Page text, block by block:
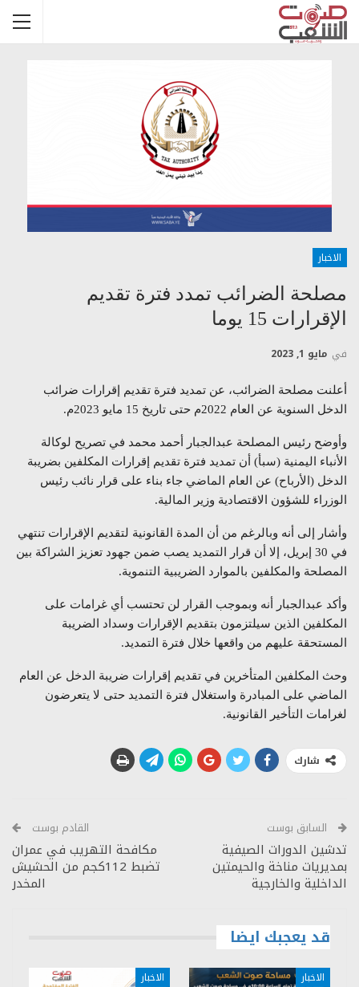
الاخبار
مصلحة الضرائب تمدد فترة تقديم
الإقرارات 15 يوما
في مايو 1, 2023
أعلنت مصلحة الضرائب، عن تمديد فترة تقديم إقرارات ضرائب
الدخل السنوية عن العام 2022م حتى تاريخ 15 مايو 2023م.
وأوضح رئيس المصلحة عبدالجبار أحمد محمد في تصريح لوكالة
الأنباء اليمنية (سبأ) أن تمديد فترة تقديم إقرارات المكلفين بضريبة
الدخل (الأرباح) عن العام الماضي جاء بناء على قرار نائب رئيس
الوزراء للشؤون الاقتصادية وزير المالية.
وأشار إلى أنه وبالرغم من أن المدة القانونية لتقديم الإقرارات تنتهي
في 30 إبريل، إلا أن قرار التمديد يصب ضمن جهود تعزيز الشراكة بين
المصلحة والمكلفين بالموارد الضريبية التنموية.
وأكد عبدالجبار أنه وبموجب القرار لن تحتسب أي غرامات على
المكلفين الذين سيلتزمون بتقديم الإقرارات وسداد الضريبة
المستحقة عليهم من واقعها خلال فترة التمديد.
وحث المكلفين المتأخرين في تقديم إقرارات ضريبة الدخل عن العام
الماضي على المبادرة واستغلال فترة التمديد حتى لا يتعرضون
لغرامات التأخير القانونية.
شارك
السابق بوست
تدشين الدورات الصيفية
بمديريات مناخة والحيمتين
الداخلية والخارجية
القادم بوست
مكافحة التهريب في عمران
تضبط 112كجم من الحشيش
المخدر
قد يعجبك ايضا
الاخبار الاخبار